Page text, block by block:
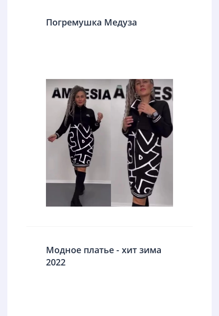
Погремушка Медуза
Модное платье - хит зима
2022